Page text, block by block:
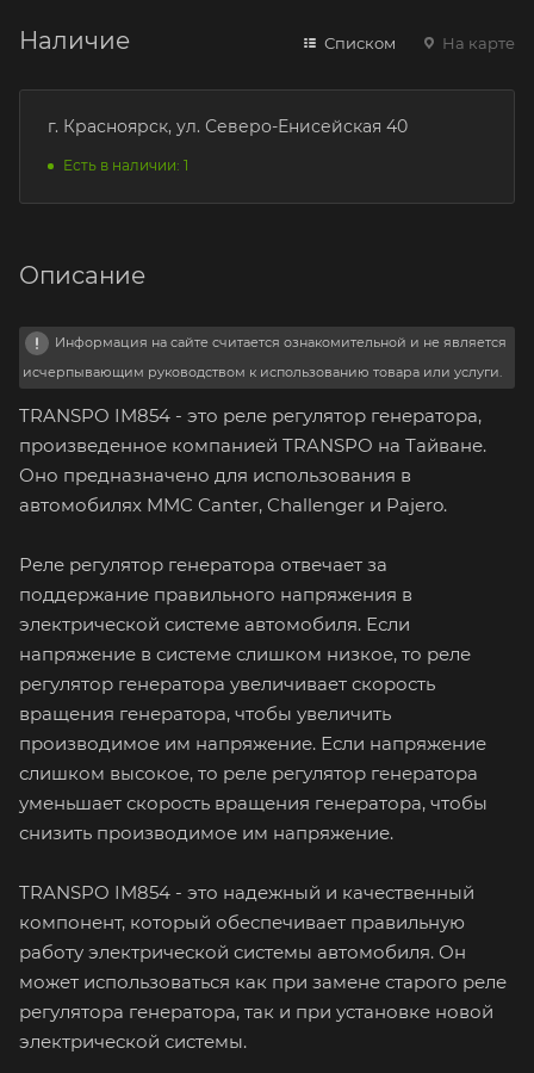
Наличие Списком На карте
г. Красноярск, ул. Северо-Енисейская 40
Есть в наличии: 1
Описание
Информация на сайте считается ознакомительной и не является
исчерпывающим руководством к использованию товара или услуги.
TRANSPO IM854 - это реле регулятор генератора,
произведенное компанией TRANSPO на Тайване.
Оно предназначено для использования в
автомобилях MMC Canter, Challenger и Pajero.
Реле регулятор генератора отвечает за
поддержание правильного напряжения в
электрической системе автомобиля. Если
напряжение в системе слишком низкое, то реле
регулятор генератора увеличивает скорость
вращения генератора, чтобы увеличить
производимое им напряжение. Если напряжение
слишком высокое, то реле регулятор генератора
уменьшает скорость вращения генератора, чтобы
снизить производимое им напряжение.
TRANSPO IM854 - это надежный и качественный
компонент, который обеспечивает правильную
работу электрической системы автомобиля. Он
может использоваться как при замене старого реле
регулятора генератора, так и при установке новой
электрической системы.